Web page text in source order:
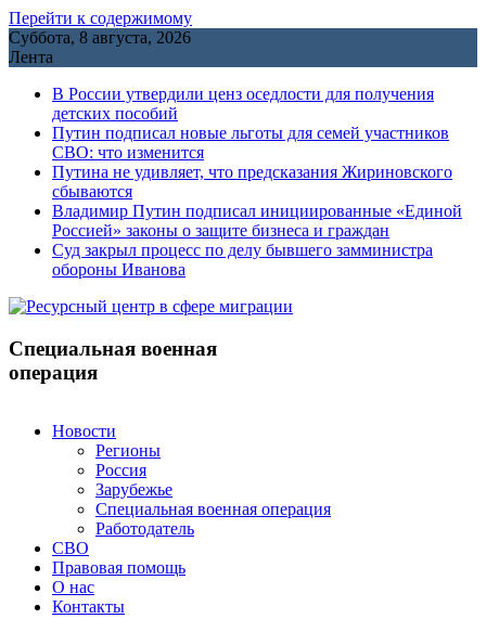
Перейти к содержимому
Суббота, 8 августа, 2026
Лента
В России утвердили ценз оседлости для получения
детских пособий
Путин подписал новые льготы для семей участников
СВО: что изменится
Путина не удивляет, что предсказания Жириновского
сбываются
Владимир Путин подписал инициированные «Единой
Россией» законы о защите бизнеса и граждан
Cуд закрыл процесс по делу бывшего замминистра
обороны Иванова
Специальная военная
операция
Новости
Регионы
Россия
Зарубежье
Специальная военная операция
Работодатель
СВО
Правовая помощь
О нас
Контакты